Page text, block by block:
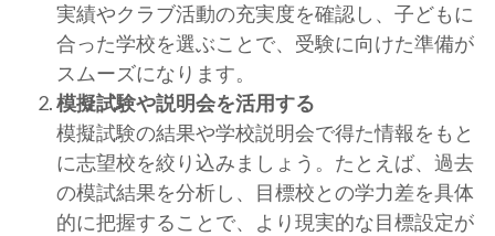
実績やクラブ活動の充実度を確認し、子どもに
合った学校を選ぶことで、受験に向けた準備が
スムーズになります。
模擬試験や説明会を活用する
模擬試験の結果や学校説明会で得た情報をもと
に志望校を絞り込みましょう。たとえば、過去
の模試結果を分析し、目標校との学力差を具体
的に把握することで、より現実的な目標設定が